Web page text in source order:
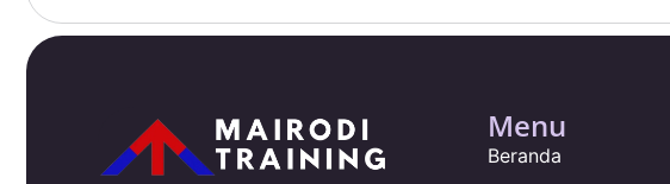
Menu
Beranda